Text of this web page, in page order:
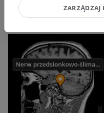
ZARZĄDZAJ